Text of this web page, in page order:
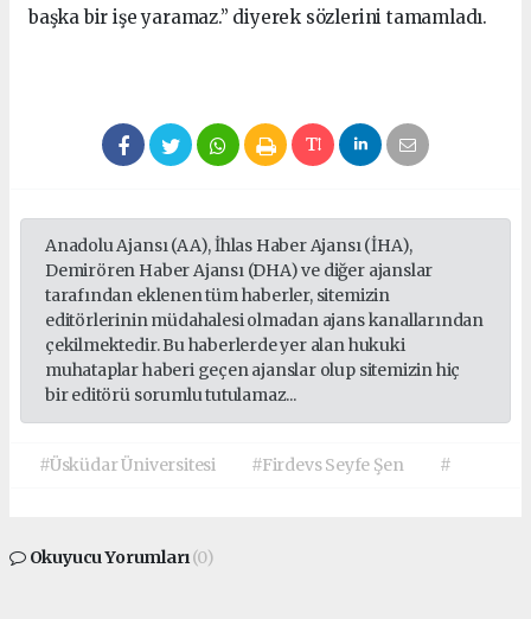
başka bir işe yaramaz.” diyerek sözlerini tamamladı.
Anadolu Ajansı (AA), İhlas Haber Ajansı (İHA),
Demirören Haber Ajansı (DHA) ve diğer ajanslar
tarafından eklenen tüm haberler, sitemizin
editörlerinin müdahalesi olmadan ajans kanallarından
çekilmektedir. Bu haberlerde yer alan hukuki
muhataplar haberi geçen ajanslar olup sitemizin hiç
bir editörü sorumlu tutulamaz...
#Üsküdar Üniversitesi #Firdevs Seyfe Şen #
Okuyucu Yorumları(0)